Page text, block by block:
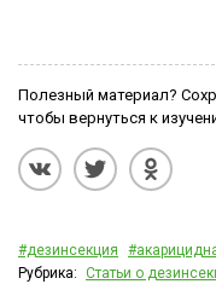
Полезный материал?
чтобы вернуться к
#дезинсекция
Рубрика: Статьи о